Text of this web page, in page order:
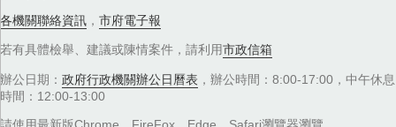
各機關聯絡資訊 ， 市府電子報
若有具體檢舉、建議或陳情案件，請利用市政信箱
辦公日期： 政府行政機關辦公日曆表 ，辦公時間：8:00-17:00，中午休息
時間：12:00-13:00